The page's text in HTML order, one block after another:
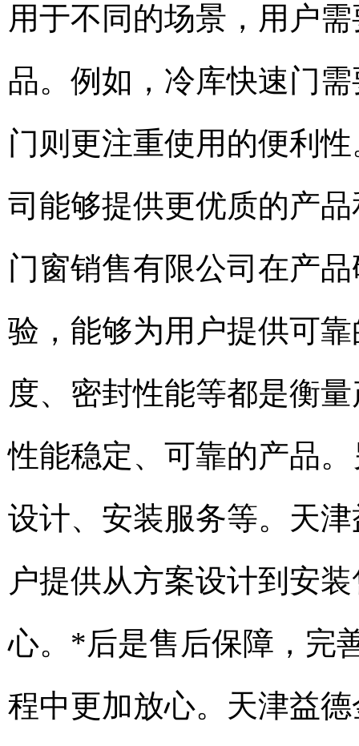
用于不同的场景，用户
品。例如，冷库快速门
门则更注重使用的便利
司能够提供更优质的产
门窗销售有限公司在产
验，能够为用户提供可
度、密封性能等都是衡
性能稳定、可靠的产品
设计、安装服务等。天
户提供从方案设计到安
心。*后是售后保障，完
程中更加放心。天津益